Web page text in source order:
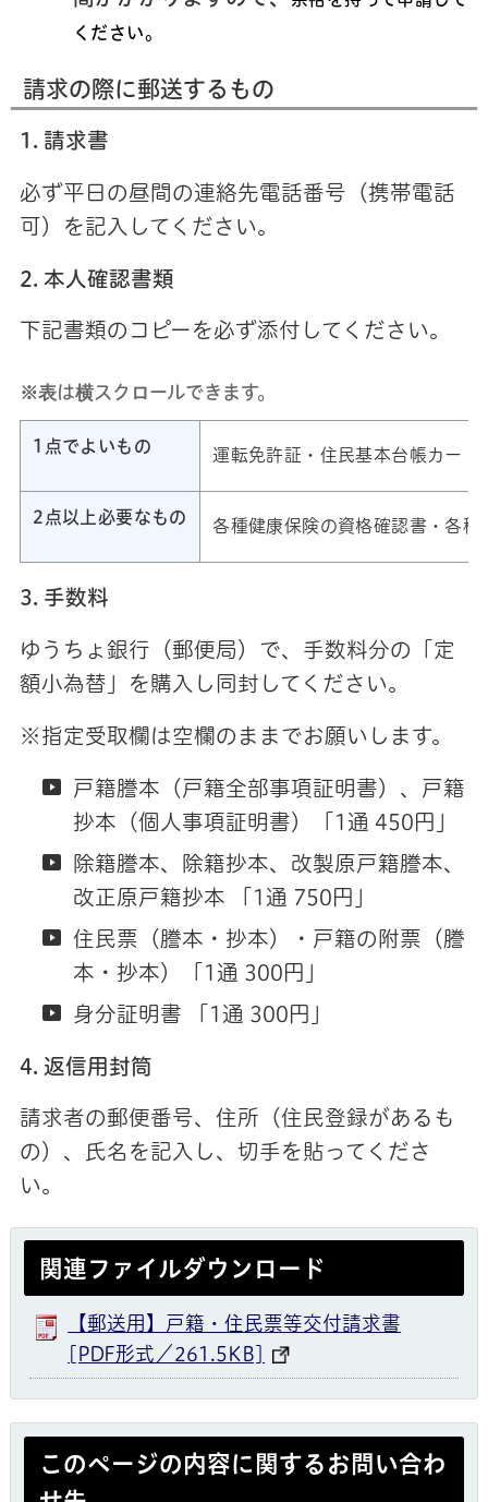
ください。
請求の際に郵送するもの
1. 請求書
必ず平日の昼間の連絡先電話番号（携帯電話
可）を記入してください。
2. 本人確認書類
下記書類のコピーを必ず添付してください。
※表は横スクロールできます。
1点でよいもの 運転免許証・住民基本台帳カー
2点以上必要なもの 各種健康保険の資格確認書・各
3. 手数料
ゆうちょ銀行（郵便局）で、手数料分の「定
額小為替」を購入し同封してください。
※指定受取欄は空欄のままでお願いします。
戸籍謄本（戸籍全部事項証明書）、戸籍
抄本（個人事項証明書）「1通 450円」
除籍謄本、除籍抄本、改製原戸籍謄本、
改正原戸籍抄本 「1通 750円」
住民票（謄本・抄本）・戸籍の附票（謄
本・抄本）「1通 300円」
身分証明書 「1通 300円」
4. 返信用封筒
請求者の郵便番号、住所（住民登録があるも
の）、氏名を記入し、切手を貼ってくださ
い。
関連ファイルダウンロード
【郵送用】戸籍・住民票等交付請求書
[PDF形式／261.5KB]
このページの内容に関するお問い合わ